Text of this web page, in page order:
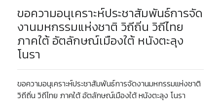
ขอความอนุเคราะห์ประชาสัมพันธ์การจัด
งานมหกรรมแห่งชาติ วิถีถิ่น วิถีไทย
ภาคใต้ อัตลักษณ์เมืองใต้ หนังตะลุง
โนรา
ขอความอนุเคราะห์ประชาสัมพันธ์การจัดงานมหกรรมแห่งชาติ
วิถีถิ่น วิถีไทย ภาคใต้ อัตลักษณ์เมืองใต้ หนังตะลุง โนรา